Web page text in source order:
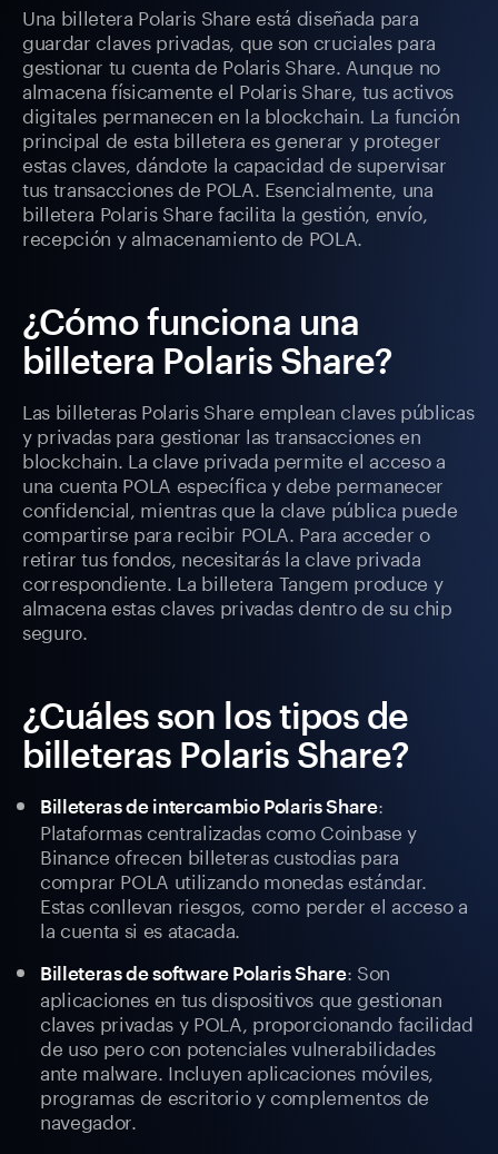
Una billetera Polaris Share está diseñada para
guardar claves privadas, que son cruciales para
gestionar tu cuenta de Polaris Share. Aunque no
almacena físicamente el Polaris Share, tus activos
digitales permanecen en la blockchain. La función
principal de esta billetera es generar y proteger
estas claves, dándote la capacidad de supervisar
tus transacciones de POLA. Esencialmente, una
billetera Polaris Share facilita la gestión, envío,
recepción y almacenamiento de POLA.
¿Cómo funciona una
billetera Polaris Share?
Las billeteras Polaris Share emplean claves públicas
y privadas para gestionar las transacciones en
blockchain. La clave privada permite el acceso a
una cuenta POLA específica y debe permanecer
confidencial, mientras que la clave pública puede
compartirse para recibir POLA. Para acceder o
retirar tus fondos, necesitarás la clave privada
correspondiente. La billetera Tangem produce y
almacena estas claves privadas dentro de su chip
seguro.
¿Cuáles son los tipos de
billeteras Polaris Share?
Billeteras de intercambio Polaris Share:
Plataformas centralizadas como Coinbase y
Binance ofrecen billeteras custodias para
comprar POLA utilizando monedas estándar.
Estas conllevan riesgos, como perder el acceso a
la cuenta si es atacada.
Billeteras de software Polaris Share: Son
aplicaciones en tus dispositivos que gestionan
claves privadas y POLA, proporcionando facilidad
de uso pero con potenciales vulnerabilidades
ante malware. Incluyen aplicaciones móviles,
programas de escritorio y complementos de
navegador.